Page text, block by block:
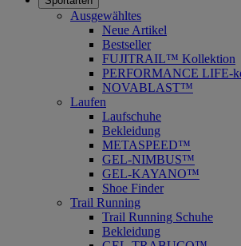
Ausgewähltes
Neue Artikel
Bestseller
FUJITRAIL™ Kollektion
PERFORMANCE LIFE-
NOVABLAST™
Laufen
Laufschuhe
Bekleidung
METASPEED™
GEL-NIMBUS™
GEL-KAYANO™
Shoe Finder
Trail Running
Trail Running Schuhe
Bekleidung